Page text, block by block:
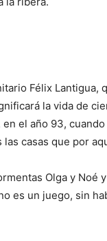
Félix Lantigua,
la vida de
el año 93, cuando
casas que por
Olga y Noé
es un juego, sin